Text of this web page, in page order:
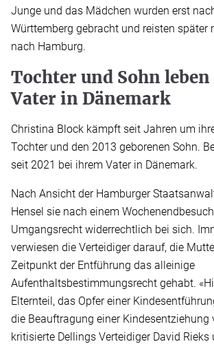
Junge und das Mädchen wurden erst
Württemberg gebracht und reisten später
nach Hamburg.
Tochter und Sohn
Vater in Dänemark
Christina Block kämpft seit Jahren um
Tochter und den 2013 geborenen Sohn.
seit 2021 bei ihrem Vater in Dänemark.
Nach Ansicht der Hamburger
Hensel sie nach einem
Umgangsrecht widerrechtlich bei sich.
verwiesen die Verteidiger darauf, die
Zeitpunkt der Entführung das alleinige
Aufenthaltsbestimmungsrecht gehabt.
Elternteil, das Opfer einer
die Beauftragung einer Kindesentziehung
kritisierte Dellings Verteidiger David Rieks